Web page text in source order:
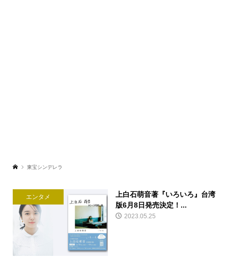
東宝シンデレラ
エンタメ
上白石萌音著『いろいろ』台湾
版6月8日発売決定！...
2023.05.25